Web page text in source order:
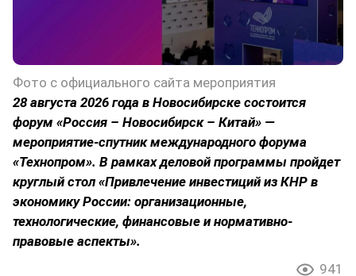
Фото с официального сайта мероприятия
28 августа 2026 года в Новосибирске состоится
форум «Россия – Новосибирск – Китай» —
мероприятие-спутник международного форума
«Технопром». В рамках деловой программы пройдет
круглый стол «Привлечение инвестиций из КНР в
экономику России: организационные,
технологические, финансовые и нормативно-
правовые аспекты».
941